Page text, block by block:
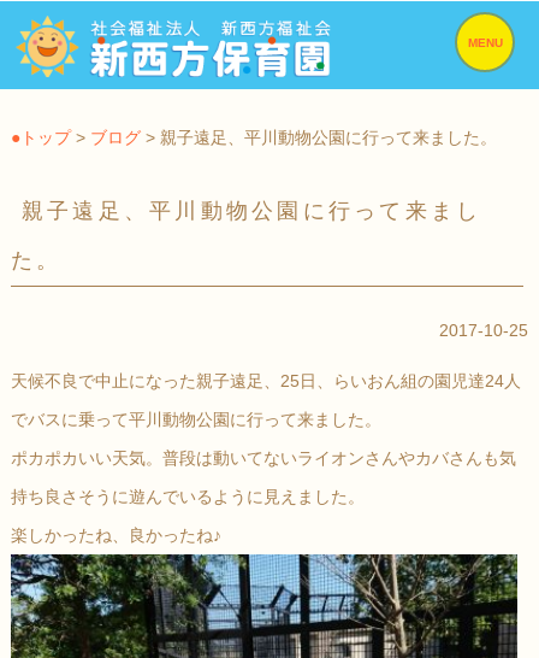
MENU
●トップ> ブログ> 親子遠足、平川動物公園に行って来ました。
親子遠足、平川動物公園に行って来まし
た。
2017-10-25
天候不良で中止になった親子遠足、25日、らいおん組の園児達24人
でバスに乗って平川動物公園に行って来ました。
ポカポカいい天気。普段は動いてないライオンさんやカバさんも気
持ち良さそうに遊んでいるように見えました。
楽しかったね、良かったね♪